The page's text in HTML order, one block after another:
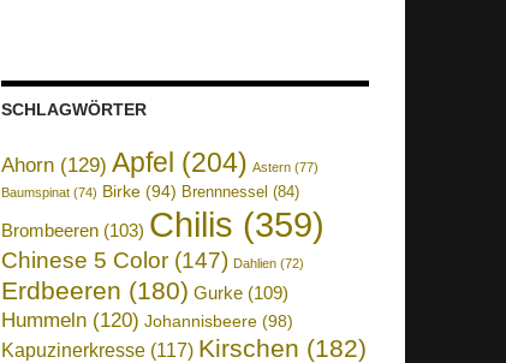
SCHLAGWÖRTER
Ahorn (129) Apfel (204) Astern (77)
Baumspinat (74) Birke (94) Brennnessel (84)
Brombeeren (103) Chilis (359)
Chinese 5 Color (147) Dahlien (72)
Erdbeeren (180) Gurke (109)
Hummeln (120) Johannisbeere (98)
Kapuzinerkresse (117) Kirschen (182)